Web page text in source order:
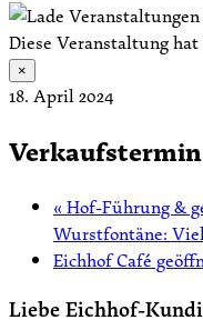
Diese Veranstaltung
×
18. April 2024
« Hof-Führung &
Wurstfontäne:
Eichhof Café
Liebe Eichhof-